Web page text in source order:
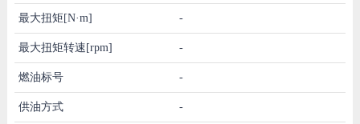
最大扭矩[N·m] -
最大扭矩转速[rpm] -
燃油标号 -
供油方式 -